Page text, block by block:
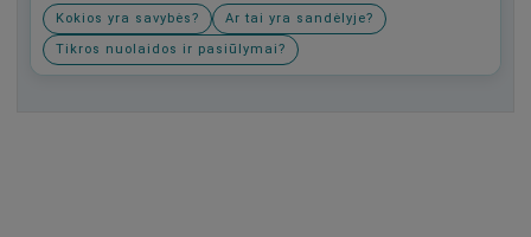
Kokios yra savybės?
Ar tai yra sandėlyje?
Tikros nuolaidos ir pasiūlymai?